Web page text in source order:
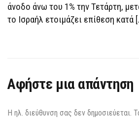
άνοδο άνω του 1% την Τετάρτη,
το Ισραήλ ετοιμάζει επίθεση κατά
Αφήστε μια απάντηση
Η ηλ. διεύθυνση σας δεν δημοσιεύεται.